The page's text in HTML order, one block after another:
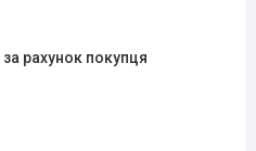
за рахунок покупця